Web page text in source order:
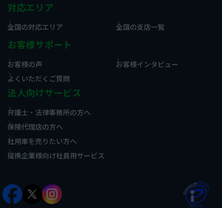
対応エリア
全国の対応エリア 全国の支店一覧
お客様サポート
お客様の声
お客様インタビュー
よくいただくご質問
法人向けサービス
弁護士・法律事務所の方へ
保険代理店の方へ
社用車を売りたい方へ
提携企業様向け社員用サービス